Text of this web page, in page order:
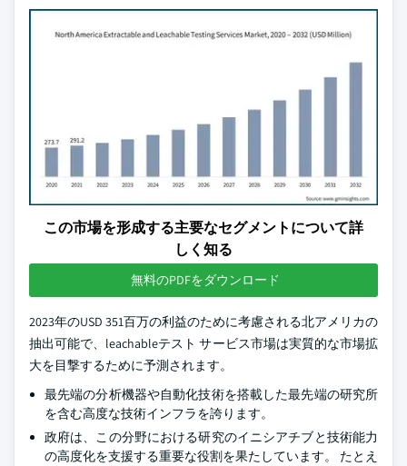
この市場を形成する主要なセグメントについて詳
しく知る
無料のPDFをダウンロード
2023年のUSD 351百万の利益のために考慮される北アメリカの
抽出可能で、leachableテスト サービス市場は実質的な市場拡
大を目撃するために予測されます。
最先端の分析機器や自動化技術を搭載した最先端の研究所
を含む高度な技術インフラを誇ります。
政府は、この分野における研究のイニシアチブと技術能力
の高度化を支援する重要な役割を果たしています。 たとえ